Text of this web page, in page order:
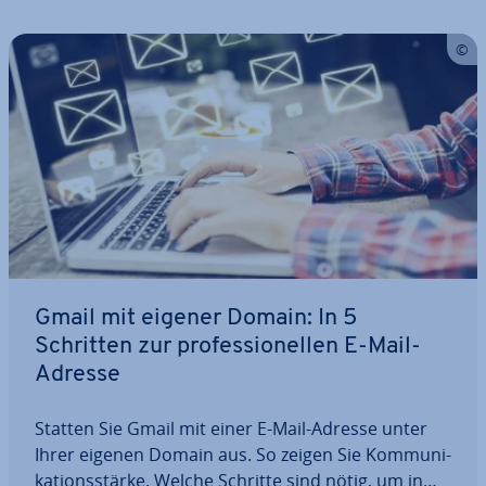
Gmail mit eigener Domain: In 5
Schritten zur pro­fes­sio­nel­len E-Mail-
Adresse
Statten Sie Gmail mit einer E-Mail-Adresse unter
Ihrer eigenen Domain aus. So zeigen Sie Kom­mu­ni­
ka­ti­ons­stär­ke. Welche Schritte sind nötig, um in